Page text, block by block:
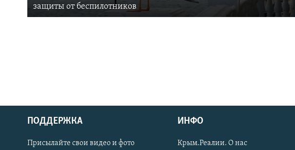
Українською
защиты от беспилотников
ПОДДЕРЖКА
Присылайте свои видео и фото
ИНФО
Крым.Реалии. О нас